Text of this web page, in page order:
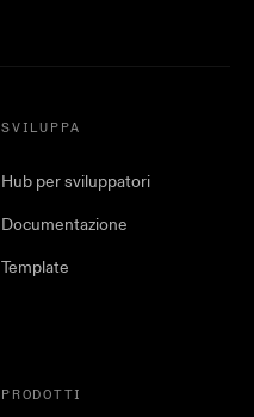
SVILUPPA
Hub per sviluppatori
Documentazione
Template
PRODOTTI